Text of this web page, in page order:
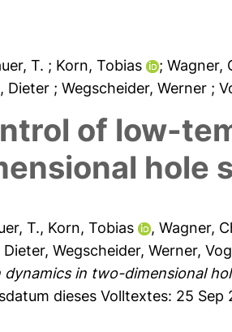
T. ; Korn, Tobias
;
Dieter ; Wegscheider, Werner ;
of low-
hole
T., Korn, Tobias , Wagner,
Dieter, Wegscheider, Werner,
dynamics in two-dimensional
dieses Volltextes: 25 Sep